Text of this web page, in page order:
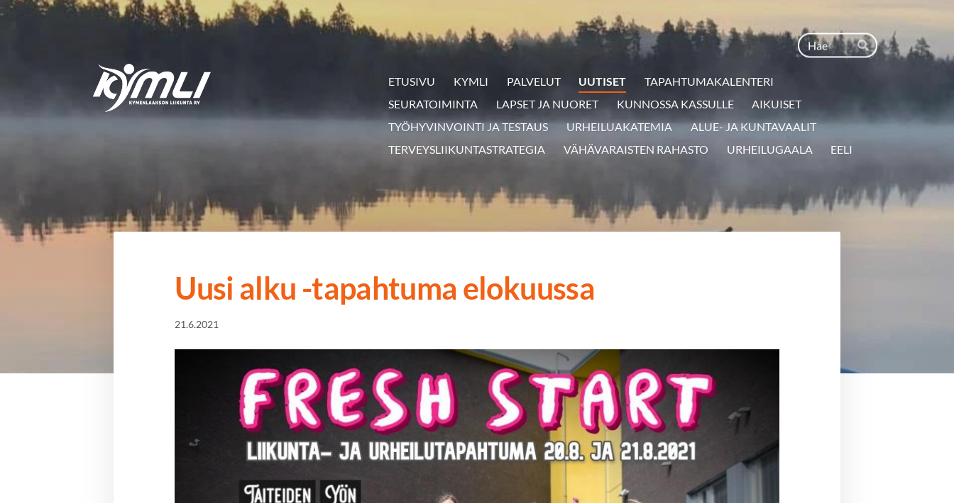
Haku
Hae
Kymlin uusi logo
ETUSIVU KYMLI PALVELUT UUTISET
TAPAHTUMAKALENTERI
SEURATOIMINTA
LAPSET JA NUORET KUNNOSSA KASSULLE
AIKUISET
TYÖHYVINVOINTI JA TESTAUS
URHEILUAKATEMIA
ALUE- JA KUNTAVAALIT
TERVEYSLIIKUNTASTRATEGIA
VÄHÄVARAISTEN RAHASTO URHEILUGAALA EELI
Uusi alku -tapahtuma elokuussa
21.6.2021